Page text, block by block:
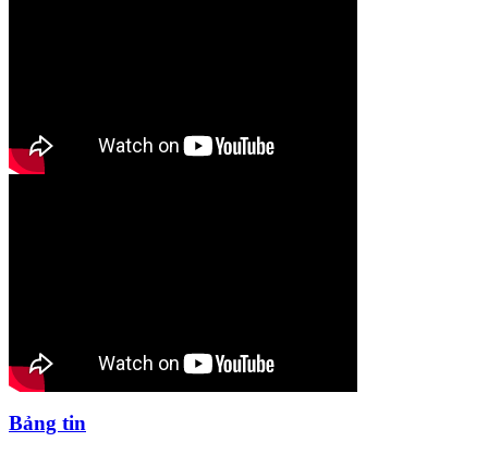
Bảng tin